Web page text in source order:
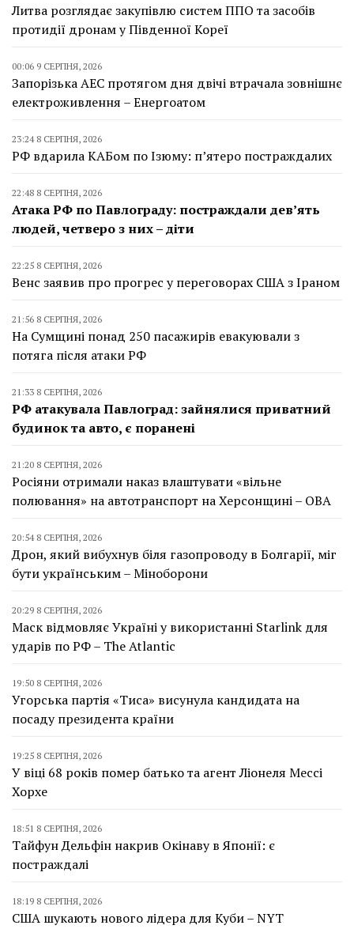
Литва розглядає закупівлю систем ППО та засобів
протидії дронам у Південної Кореї
00:06 9 СЕРПНЯ, 2026
Запорізька АЕС протягом дня двічі втрачала зовнішнє
електроживлення – Енергоатом
23:24 8 СЕРПНЯ, 2026
РФ вдарила КАБом по Ізюму: п’ятеро постраждалих
22:48 8 СЕРПНЯ, 2026
Атака РФ по Павлограду: постраждали дев’ять
людей, четверо з них – діти
22:25 8 СЕРПНЯ, 2026
Венс заявив про прогрес у переговорах США з Іраном
21:56 8 СЕРПНЯ, 2026
На Сумщині понад 250 пасажирів евакуювали з
потяга після атаки РФ
21:33 8 СЕРПНЯ, 2026
РФ атакувала Павлоград: зайнялися приватний
будинок та авто, є поранені
21:20 8 СЕРПНЯ, 2026
Росіяни отримали наказ влаштувати «вільне
полювання» на автотранспорт на Херсонщині – ОВА
20:54 8 СЕРПНЯ, 2026
Дрон, який вибухнув біля газопроводу в Болгарії, міг
бути українським – Міноборони
20:29 8 СЕРПНЯ, 2026
Маск відмовляє Україні у використанні Starlink для
ударів по РФ – The Atlantic
19:50 8 СЕРПНЯ, 2026
Угорська партія «Тиса» висунула кандидата на
посаду президента країни
19:25 8 СЕРПНЯ, 2026
У віці 68 років помер батько та агент Ліонеля Мессі
Хорхе
18:51 8 СЕРПНЯ, 2026
Тайфун Дельфін накрив Окінаву в Японії: є
постраждалі
18:19 8 СЕРПНЯ, 2026
США шукають нового лідера для Куби – NYT